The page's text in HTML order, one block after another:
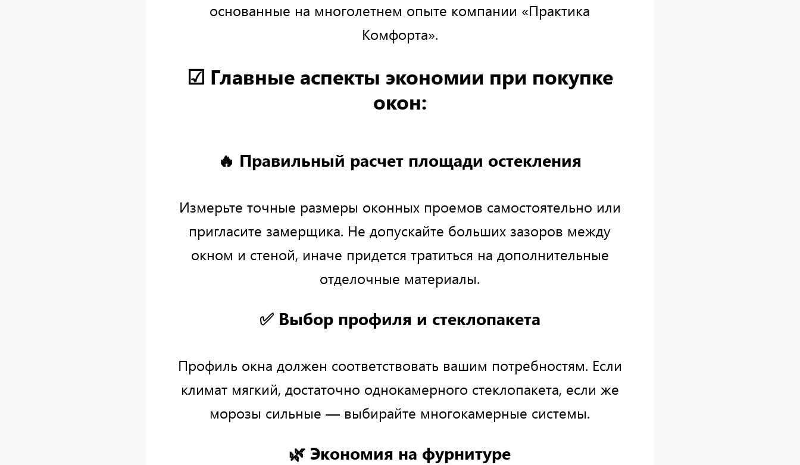
основанные на многолетнем опыте компании «Практика
Комфорта».
☑ Главные аспекты экономии при покупке
окон:
🔥 Правильный расчет площади остекления
Измерьте точные размеры оконных проемов самостоятельно или
пригласите замерщика. Не допускайте больших зазоров между
окном и стеной, иначе придется тратиться на дополнительные
отделочные материалы.
✅ Выбор профиля и стеклопакета
Профиль окна должен соответствовать вашим потребностям. Если
климат мягкий, достаточно однокамерного стеклопакета, если же
морозы сильные — выбирайте многокамерные системы.
🌿 Экономия на фурнитуре